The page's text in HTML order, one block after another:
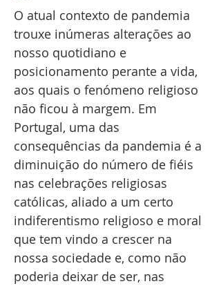
O atual contexto de pandemia
trouxe inúmeras alterações ao
nosso quotidiano e
posicionamento perante a vida,
aos quais o fenómeno religioso
não ficou à margem. Em
Portugal, uma das
consequências da pandemia é a
diminuição do número de fiéis
nas celebrações religiosas
católicas, aliado a um certo
indiferentismo religioso e moral
que tem vindo a crescer na
nossa sociedade e, como não
poderia deixar de ser, nas